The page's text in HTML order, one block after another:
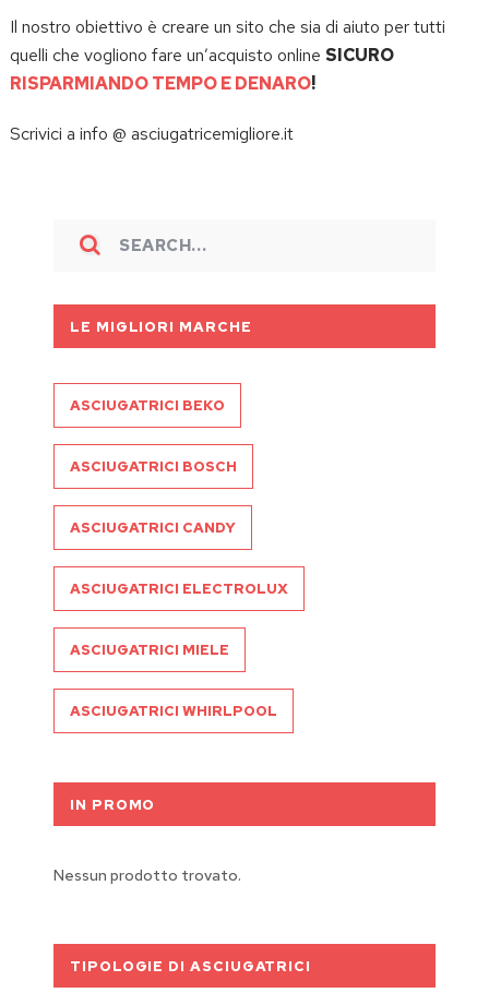
Il nostro obiettivo è creare un sito che sia di aiuto per tutti
quelli che vogliono fare un’acquisto online SICURO
RISPARMIANDO TEMPO E DENARO!
Scrivici a info @ asciugatricemigliore.it
LE MIGLIORI MARCHE
ASCIUGATRICI BEKO
ASCIUGATRICI BOSCH
ASCIUGATRICI CANDY
ASCIUGATRICI ELECTROLUX
ASCIUGATRICI MIELE
ASCIUGATRICI WHIRLPOOL
IN PROMO
Nessun prodotto trovato.
TIPOLOGIE DI ASCIUGATRICI